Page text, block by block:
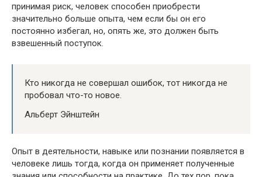
принимая риск, человек способен приобрести
значительно больше опыта, чем если бы он его
постоянно избегал, но, опять же, это должен быть
взвешенный поступок.
Кто никогда не совершал ошибок, тот никогда не
пробовал что-то новое.
Альберт Эйнштейн
Опыт в деятельности, навыке или познании появляется в
человеке лишь тогда, когда он применяет полученные